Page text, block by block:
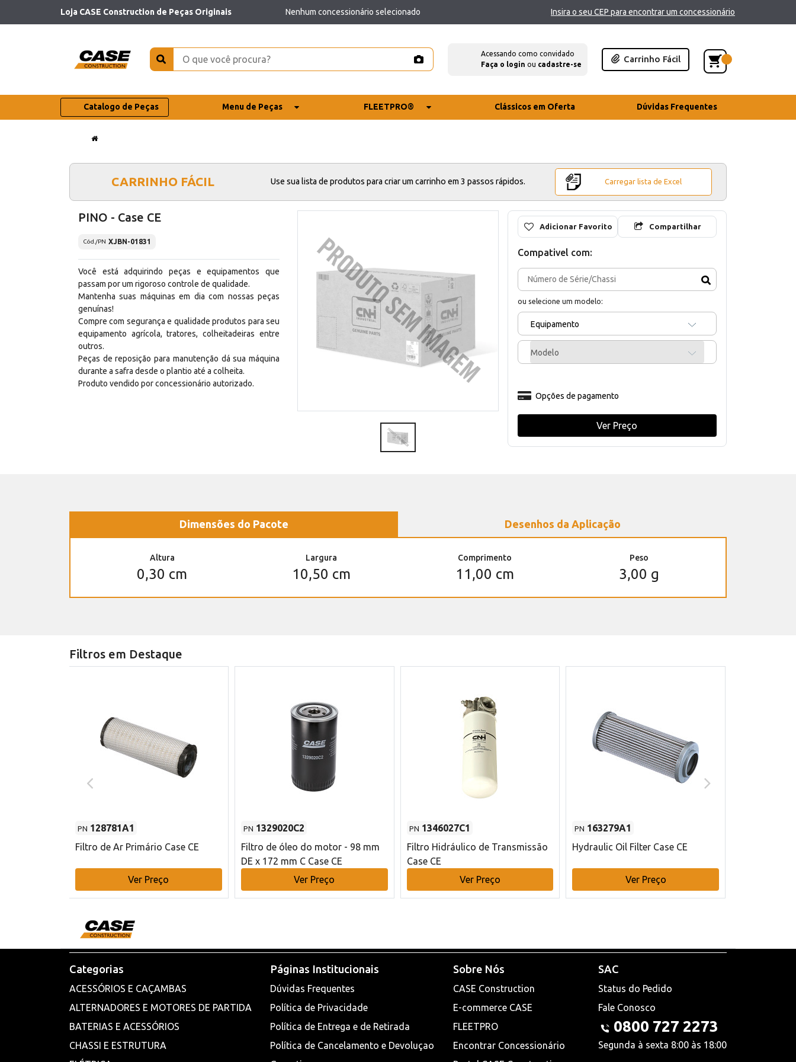
Loja CASE Construction de Peças Originais Nenhum concessionário selecionado Insira o seu CEP para encontrar um concessionário
Acessando como convidado
Faça o login ou cadastre-se
Carrinho Fácil
Catalogo de Peças Menu de Peças FLEETPRO® Clássicos em Oferta Dúvidas Frequentes
CARRINHO FÁCIL Use sua lista de produtos para criar um carrinho em 3 passos rápidos. Carregar lista de Excel
PINO - Case CE
Cód./PN XJBN-01831
Você está adquirindo peças e equipamentos que
passam por um rigoroso controle de qualidade.
Mantenha suas máquinas em dia com nossas peças
genuínas!
Compre com segurança e qualidade produtos para seu
equipamento agrícola, tratores, colheitadeiras entre
outros.
Peças de reposição para manutenção dá sua máquina
durante a safra desde o plantio até a colheita.
Produto vendido por concessionário autorizado.
Adicionar Favorito Compartilhar
Compativel com:
ou selecione um modelo:
Equipamento
Modelo
Opções de pagamento
Ver Preço
Dimensões do Pacote Desenhos da Aplicação
Altura
0,30 cm
Largura
10,50 cm
Comprimento
11,00 cm
Peso
3,00 g
Filtros em Destaque
PN 128781A1
Filtro de Ar Primário Case CE
Ver Preço
PN 1329020C2
Filtro de óleo do motor - 98 mm
DE x 172 mm C Case CE
Ver Preço
PN 1346027C1
Filtro Hidráulico de Transmissão
Case CE
Ver Preço
PN 163279A1
Hydraulic Oil Filter Case CE
Ver Preço
Categorias
ACESSÓRIOS E CAÇAMBAS
ALTERNADORES E MOTORES DE PARTIDA
BATERIAS E ACESSÓRIOS
CHASSI E ESTRUTURA
Páginas Institucionais
Dúvidas Frequentes
Política de Privacidade
Política de Entrega e de Retirada
Política de Cancelamento e Devoluçao
Sobre Nós
CASE Construction
E-commerce CASE
FLEETPRO
Encontrar Concessionário
SAC
Status do Pedido
Fale Conosco
0800 727 2273
Segunda à sexta 8:00 às 18:00